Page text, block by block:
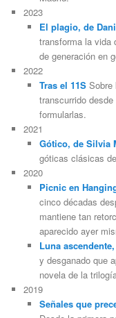
2023
El plagio, de
transforma la vida
de generación en
2022
Tras el 11SSobre
transcurrido
formularlas.
2021
Gótico, de Silvia
góticas clásicas
2020
Picnic en
cinco décadas
mantiene tan
aparecido ayer
Luna
y desganado que
novela de la
2019
Señales que